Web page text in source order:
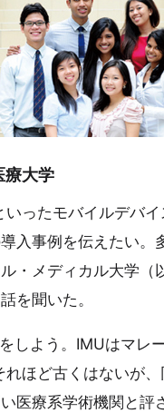
療大学
ったモバイルデバ
入事例を伝えたい
・メディカル大学
を聞いた。
しよう。IMUはマレ
ほど古くはないが
医療系学術機関と